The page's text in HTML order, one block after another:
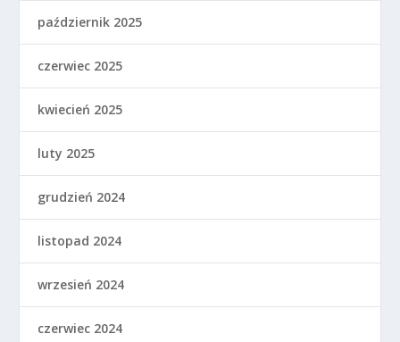
październik 2025
czerwiec 2025
kwiecień 2025
luty 2025
grudzień 2024
listopad 2024
wrzesień 2024
czerwiec 2024